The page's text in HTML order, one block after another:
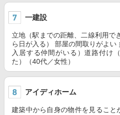
一建設
立地（駅までの距離、二線利用で
ら日が入る） 部屋の間取りがよい
入居する仲間がいる）道路付け
た）（40代／女性）
アイディホーム
建築中から自身の物件を見るこ